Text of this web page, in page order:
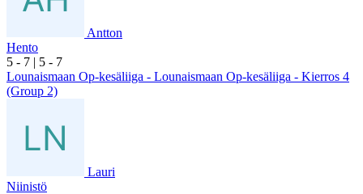
Antton
Hento
5 - 7 | 5 - 7
Lounaismaan Op-kesäliiga - Lounaismaan Op-kesäliiga - Kierros 4
(Group 2)
Lauri
Niinistö